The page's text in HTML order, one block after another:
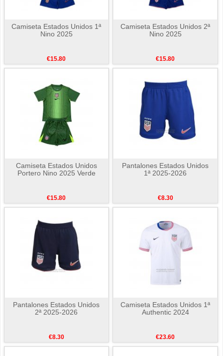
Camiseta Estados Unidos 1ª
Nino 2025
€15.80
Camiseta Estados Unidos 2ª
Nino 2025
€15.80
Camiseta Estados Unidos
Portero Nino 2025 Verde
€15.80
Pantalones Estados Unidos
1ª 2025-2026
€8.30
Pantalones Estados Unidos
2ª 2025-2026
€8.30
Camiseta Estados Unidos 1ª
Authentic 2024
€23.60